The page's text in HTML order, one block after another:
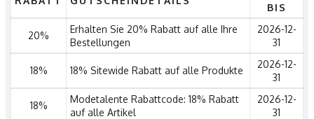
BIS
20%
Erhalten Sie 20% Rabatt auf alle Ihre
Bestellungen
2026-12-
31
18% 18% Sitewide Rabatt auf alle Produkte
2026-12-
31
18%
Modetalente Rabattcode: 18% Rabatt
auf alle Artikel
2026-12-
31